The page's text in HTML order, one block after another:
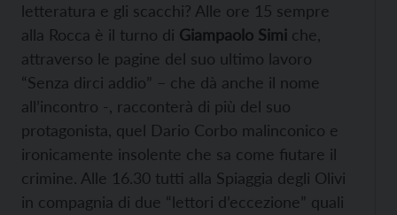
letteratura e gli scacchi? Alle ore 15 sempre
alla Rocca è il turno di Giampaolo Simi che,
attraverso le pagine del suo ultimo lavoro
“Senza dirci addio” – che dà anche il nome
all’incontro -, racconterà di più del suo
protagonista, quel Dario Corbo malinconico e
ironicamente insolente che sa come fiutare il
crimine. Alle 16.30 tutti alla Spiaggia degli Olivi
in compagnia di due “lettori d’eccezione” quali